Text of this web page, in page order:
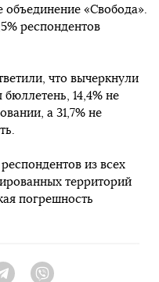
«Свобода».
респондентов
что вычеркнули
14,4% не
а 31,7% не
из всех
территорий
погрешность